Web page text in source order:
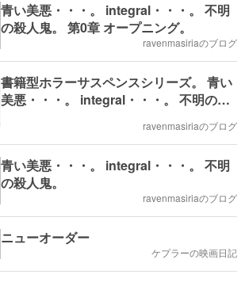
青い美悪・・・。 integral・・・。 不明
の殺人鬼。 第0章 オープニング。
ravenmasiriaのブログ
書籍型ホラーサスペンスシリーズ。 青い
美悪・・・。 integral・・・。 不明の殺
ravenmasiriaのブログ
青い美悪・・・。 integral・・・。 不明
の殺人鬼。
ravenmasiriaのブログ
ニューオーダー
ケプラーの映画日記